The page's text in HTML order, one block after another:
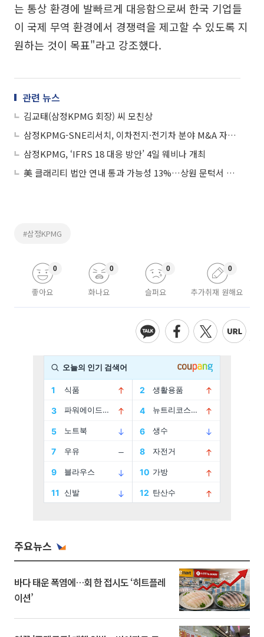
는 통상 환경에 발빠르게 대응함으로써 한국 기업들
이 국제 무역 환경에서 경쟁력을 제고할 수 있도록 지
원하는 것이 목표"라고 강조했다.
관련 뉴스
김교태(삼정KPMG 회장) 씨 모친상
삼정KPMG-SNE리서치, 이차전지·전기차 분야 M&A 자문 ‘맞손’
삼정KPMG, ‘IFRS 18 대응 방안’ 4일 웨비나 개최
美 클래리티 법안 연내 통과 가능성 13%…상원 문턱서 제동
#삼정KPMG
좋아요
0
화나요
0
슬퍼요
0
추가취재 원해요
0
주요뉴스
바다 태운 폭염에…회 한 접시도 ‘히트플레
이션’